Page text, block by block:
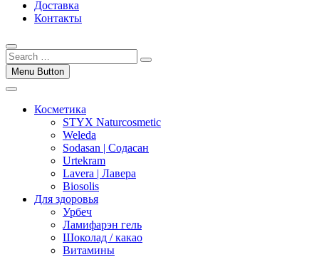
Доставка
Контакты
Menu Button
Косметика
STYX Naturcosmetic
Weleda
Sodasan | Содасан
Urtekram
Lavera | Лавера
Biosolis
Для здоровья
Урбеч
Ламифарэн гель
Шоколад / какао
Витамины